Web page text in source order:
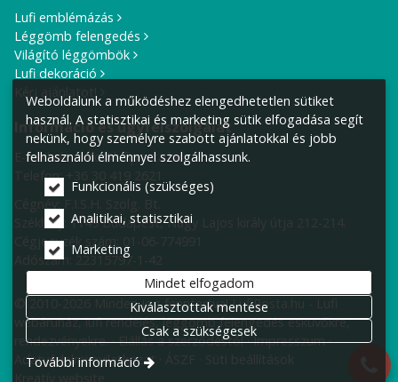
Lufi emblémázás
Léggömb felengedés
Világító léggömbök
Lufi dekoráció
Kérj ajánlatot!
Információ és ügyfélszolgálat
E-mail cím:info@lufiposta.hu
Telefon:+36 30 419 2621
Cégnév: F.I.S.H. Szolg. Bt.
Székhely: 1149 Budapest, Nagy Lajos király útja 212-214.
Cégjegyzék szám: 01-06-774991
Adószám: 22315797-1-42
© 2010-2026 Minden jog fenntartva! LufiPosta.hu - Lufi
webáruház, lufi rendelés, léggömb felengedés esküvőkre,
rendezvényekre. Elállás a szerződéstől Impresszum
Adatvédelmi nyilatkozat
ÁSZF
Süti beállítások
Kreatív website
Weboldalunk a működéshez elengedhetetlen sütiket
használ. A statisztikai és marketing sütik elfogadása segít
nekünk, hogy személyre szabott ajánlatokkal és jobb
felhasználói élménnyel szolgálhassunk.
Funkcionális (szükséges)
Analitikai, statisztikai
Marketing
Mindet elfogadom
Kiválasztottak mentése
Csak a szükségesek
További információ